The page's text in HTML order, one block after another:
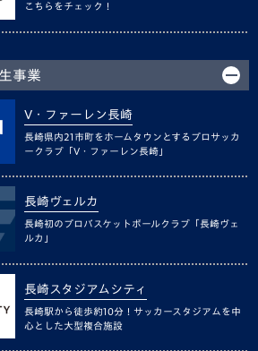
こちらをチェック！
事業
V・ファーレン長崎
長崎県内21市町をホームタウンとするプロサッカ
ークラブ「V・ファーレン長崎」
長崎ヴェルカ
長崎初のプロバスケットボールクラブ「長崎ヴェ
ルカ」
長崎スタジアムシティ
長崎駅から徒歩約10分！サッカースタジアムを中
心とした大型複合施設